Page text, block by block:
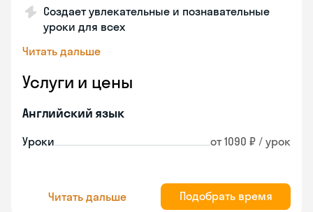
Создает увлекательные и познавательные
уроки для всех
Читать дальше
Услуги и цены
Английский язык
Уроки от 1090 ₽ / урок
Читать дальше Подобрать время